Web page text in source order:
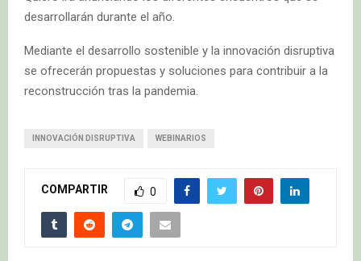
desarrollarán durante el año.
Mediante el desarrollo sostenible y la innovación disruptiva
se ofrecerán propuestas y soluciones para contribuir a la
reconstrucción tras la pandemia.
INNOVACIÓN DISRUPTIVA WEBINARIOS
COMPARTIR 0